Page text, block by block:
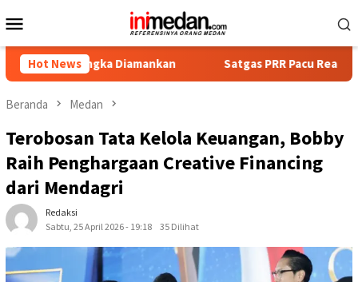
ke
Mobile
Hot News
Diamankan Satgas PRR Pacu Realisasi
Beranda Medan
Terobosan Tata Kelola Keuangan, Bobby
Raih Penghargaan Creative Financing
dari Mendagri
Redaksi
Sabtu, 25 April 2026 - 19:18
35 Dilihat